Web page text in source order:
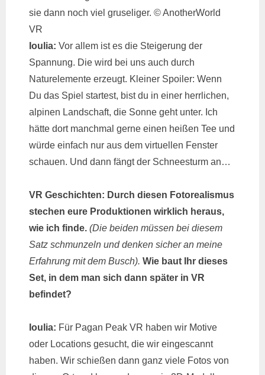
sie dann noch viel gruseliger. © AnotherWorld
VR
Ioulia: Vor allem ist es die Steigerung der
Spannung. Die wird bei uns auch durch
Naturelemente erzeugt. Kleiner Spoiler: Wenn
Du das Spiel startest, bist du in einer herrlichen,
alpinen Landschaft, die Sonne geht unter. Ich
hätte dort manchmal gerne einen heißen Tee und
würde einfach nur aus dem virtuellen Fenster
schauen. Und dann fängt der Schneesturm an…
VR Geschichten: Durch diesen Fotorealismus
stechen eure Produktionen wirklich heraus,
wie ich finde. (Die beiden müssen bei diesem
Satz schmunzeln und denken sicher an meine
Erfahrung mit dem Busch). Wie baut Ihr dieses
Set, in dem man sich dann später in VR
befindet?
Ioulia: Für Pagan Peak VR haben wir Motive
oder Locations gesucht, die wir eingescannt
haben. Wir schießen dann ganz viele Fotos von